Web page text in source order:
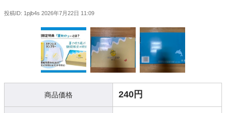
投稿ID: 1pjb4s 2026年7月22日 11:09
商品価格 240円